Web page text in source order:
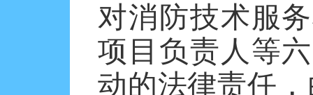
对消防技术服
项目负责人等
动的法律责任